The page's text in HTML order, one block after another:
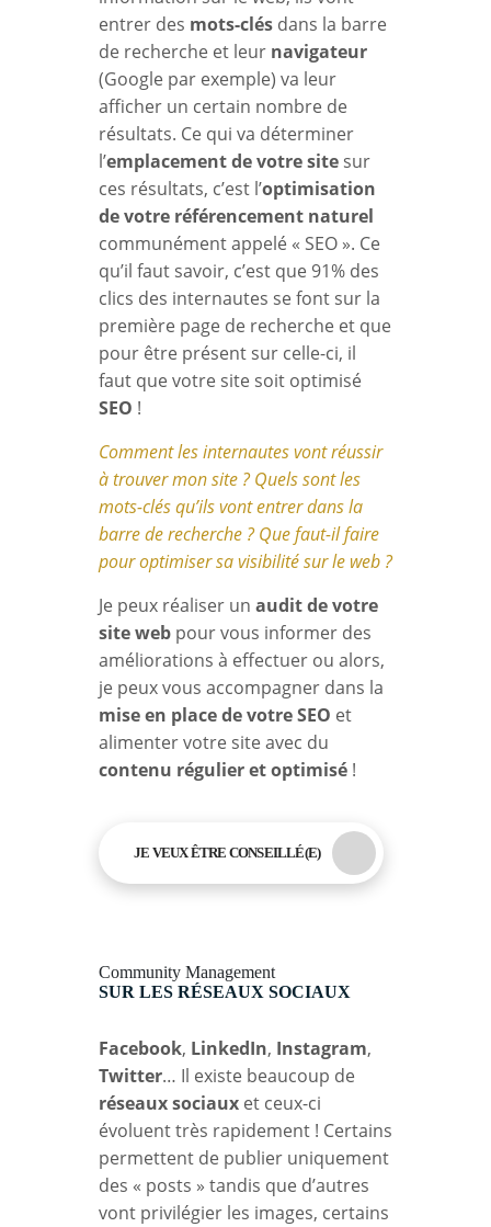
entrer des mots-clésdans la barre
de recherche et leur navigateur
(Google par exemple) va leur
afficher un certain nombre de
résultats. Ce qui va déterminer
l’emplacement de votre sitesur
ces résultats, c’est l’optimisation
de votre référencement naturel
communément appelé « SEO ». Ce
qu’il faut savoir, c’est que 91% des
clics des internautes se font sur la
première page de recherche et que
pour être présent sur celle-ci, il
faut que votre site soit optimisé
SEO !
Comment les internautes vont réussir
à trouver mon site ? Quels sont les
mots-clés qu’ils vont entrer dans la
barre de recherche ? Que faut-il faire
pour optimiser sa visibilité sur le web ?
Je peux réaliser un audit de votre
site webpour vous informer des
améliorations à effectuer ou alors,
je peux vous accompagner dans la
mise en place de votre SEO et
alimenter votre site avec du
contenu régulier et optimisé!
JE VEUX ÊTRE CONSEILLÉ(E)
Community Management
SUR LES RÉSEAUX SOCIAUX
Facebook, LinkedIn, Instagram,
Twitter… Il existe beaucoup de
réseaux sociauxet ceux-ci
évoluent très rapidement ! Certains
permettent de publier uniquement
des « posts » tandis que d’autres
vont privilégier les images, certains